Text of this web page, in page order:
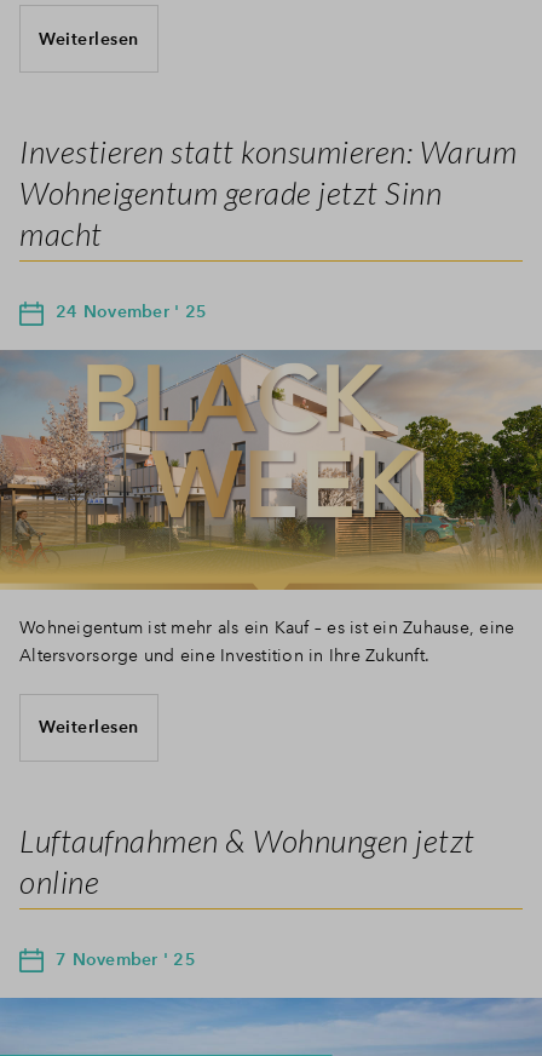
Weiterlesen
Investieren statt konsumieren: Warum
Wohneigentum gerade jetzt Sinn
macht
24 November ' 25
Wohneigentum ist mehr als ein Kauf – es ist ein Zuhause, eine
Altersvorsorge und eine Investition in Ihre Zukunft.
Weiterlesen
Luftaufnahmen & Wohnungen jetzt
online
7 November ' 25